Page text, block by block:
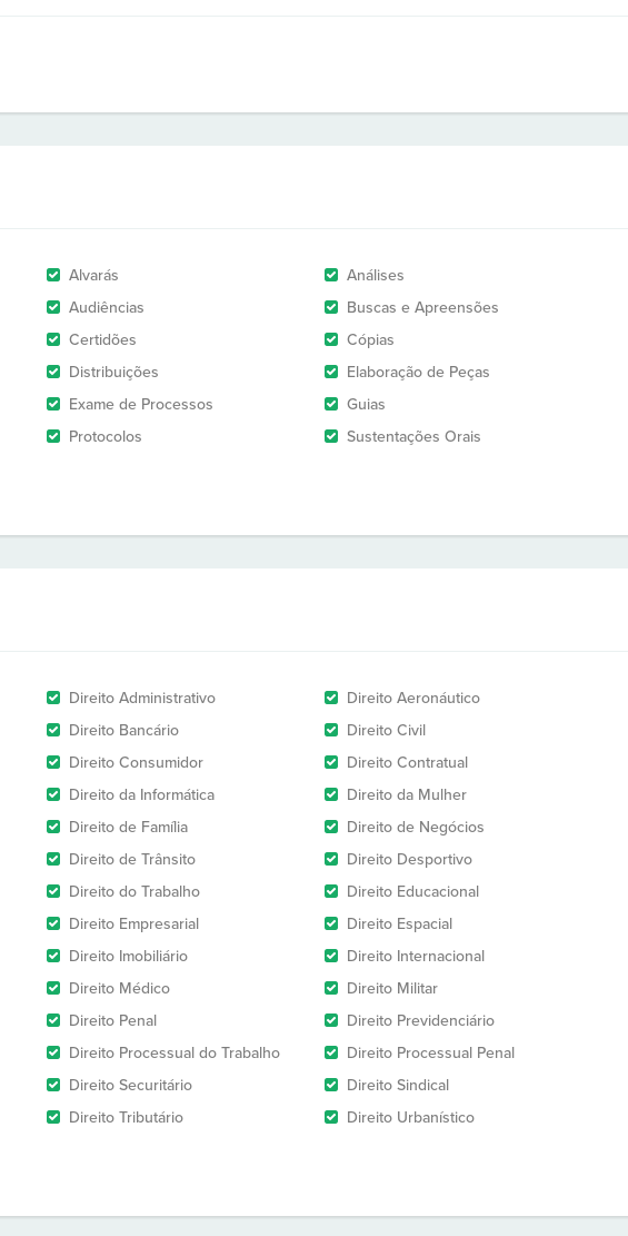
Alvarás
Análises
Audiências
Buscas e Apreensões
Certidões
Cópias
Distribuições
Elaboração de Peças
Exame de Processos
Guias
Protocolos
Sustentações Orais
Direito Administrativo
Direito Aeronáutico
Direito Bancário
Direito Civil
Direito Consumidor
Direito Contratual
Direito da Informática
Direito da Mulher
Direito de Família
Direito de Negócios
Direito de Trânsito
Direito Desportivo
Direito do Trabalho
Direito Educacional
Direito Empresarial
Direito Espacial
Direito Imobiliário
Direito Internacional
Direito Médico
Direito Militar
Direito Penal
Direito Previdenciário
Direito Processual do Trabalho
Direito Processual Penal
Direito Securitário
Direito Sindical
Direito Tributário
Direito Urbanístico